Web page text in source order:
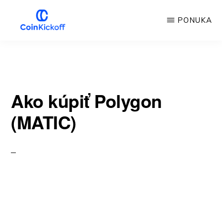
PONUKA
Ako kúpiť Polygon
(MATIC)